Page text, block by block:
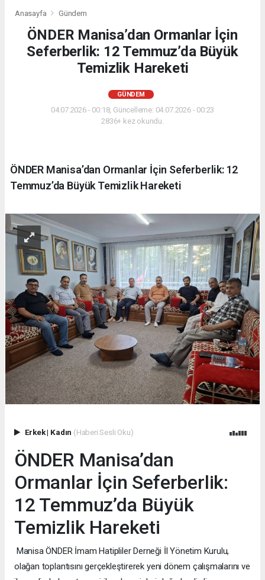
Anasayfa Gündem
ÖNDER Manisa’dan Ormanlar İçin
Seferberlik: 12 Temmuz’da Büyük
Temizlik Hareketi
GÜNDEM
04.07.2026 - 00:18, Güncelleme: 04.07.2026 - 00:23
2836+ kez okundu.
ÖNDER Manisa’dan Ormanlar İçin Seferberlik: 12
Temmuz’da Büyük Temizlik Hareketi
Erkek| Kadın (Haberi Sesli Oku)
ÖNDER Manisa’dan
Ormanlar İçin Seferberlik:
12 Temmuz’da Büyük
Temizlik Hareketi
Manisa ÖNDER İmam Hatipliler Derneği İl Yönetim Kurulu,
olağan toplantısını gerçekleştirerek yeni dönem çalışmalarını ve